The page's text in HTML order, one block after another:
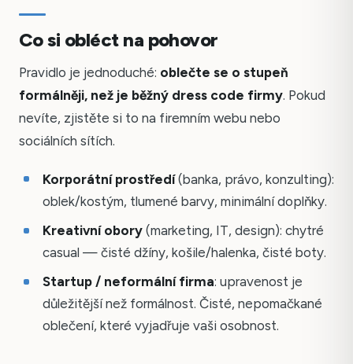
Co si obléct na pohovor
Pravidlo je jednoduché: oblečte se o stupeň
formálněji, než je běžný dress code firmy. Pokud
nevíte, zjistěte si to na firemním webu nebo
sociálních sítích.
Korporátní prostředí(banka, právo, konzulting):
oblek/kostým, tlumené barvy, minimální doplňky.
Kreativní obory(marketing, IT, design): chytré
casual — čisté džíny, košile/halenka, čisté boty.
Startup / neformální firma: upravenost je
důležitější než formálnost. Čisté, nepomačkané
oblečení, které vyjadřuje vaši osobnost.